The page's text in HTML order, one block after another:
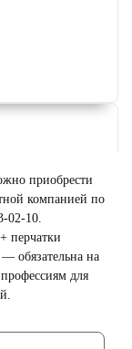
приобрести
компанией по
02-10.
перчатки
обязательна на
для